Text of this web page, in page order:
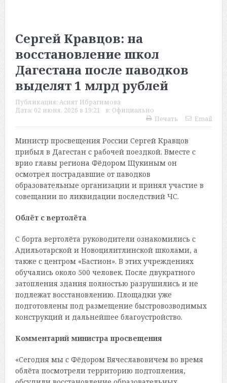
Сергей Кравцов: на
восстановление школ
Дагестана после паводков
выделят 1 млрд рублей
Публикация: Асият Ибрагимова
Дата: 02 июня, 2026 в 19:21 в: Официально
Печать
Email
Министр просвещения России Сергей Кравцов
прибыл в Дагестан с рабочей поездкой. Вместе с
врио главы региона Фёдором Щукиным он
осмотрел пострадавшие от паводков
образовательные организации и принял участие в
совещании по ликвидации последствий ЧС.
Облёт с вертолёта
С борта вертолёта руководители ознакомились с
Адильотарской и Новоцилитлинской школами, а
также с центром «Бастион». В этих учреждениях
обучались около 500 человек. После двукратного
затопления здания полностью разрушились и не
подлежат восстановлению. Площадки уже
подготовлены под размещение быстровозводимых
конструкций и дальнейшее благоустройство.
Комментарий министра просвещения
«Сегодня мы с Фёдором Вячеславовичем во время
облёта посмотрели территорию подтопления,